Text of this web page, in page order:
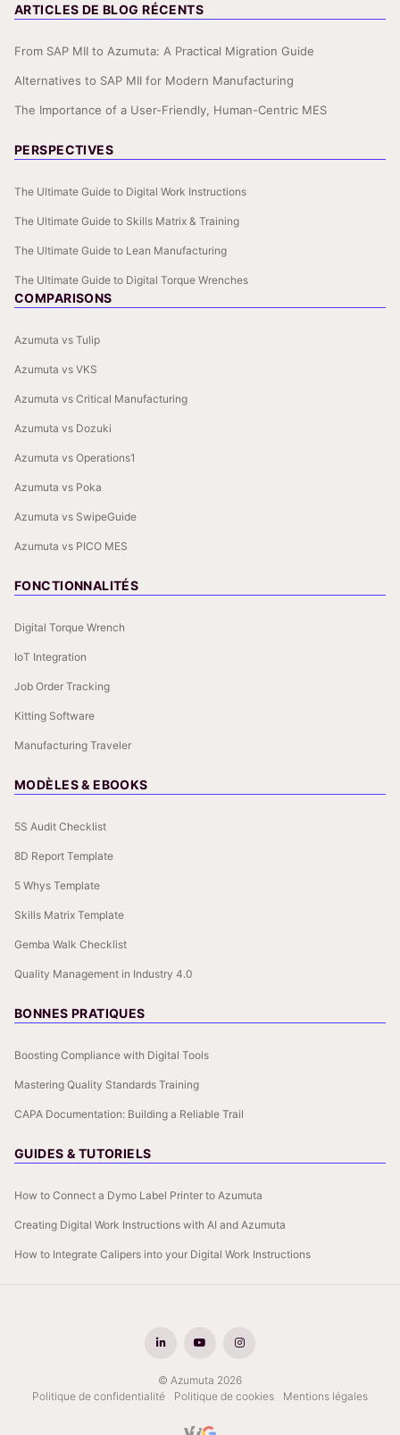
ARTICLES DE BLOG RÉCENTS
From SAP MII to Azumuta: A Practical Migration Guide
Alternatives to SAP MII for Modern Manufacturing
The Importance of a User-Friendly, Human-Centric MES
PERSPECTIVES
The Ultimate Guide to Digital Work Instructions
The Ultimate Guide to Skills Matrix & Training
The Ultimate Guide to Lean Manufacturing
The Ultimate Guide to Digital Torque Wrenches
COMPARISONS
Azumuta vs Tulip
Azumuta vs VKS
Azumuta vs Critical Manufacturing
Azumuta vs Dozuki
Azumuta vs Operations1
Azumuta vs Poka
Azumuta vs SwipeGuide
Azumuta vs PICO MES
FONCTIONNALITÉS
Digital Torque Wrench
IoT Integration
Job Order Tracking
Kitting Software
Manufacturing Traveler
MODÈLES & EBOOKS
5S Audit Checklist
8D Report Template
5 Whys Template
Skills Matrix Template
Gemba Walk Checklist
Quality Management in Industry 4.0
BONNES PRATIQUES
Boosting Compliance with Digital Tools
Mastering Quality Standards Training
CAPA Documentation: Building a Reliable Trail
GUIDES & TUTORIELS
How to Connect a Dymo Label Printer to Azumuta
Creating Digital Work Instructions with AI and Azumuta
How to Integrate Calipers into your Digital Work Instructions
© Azumuta 2026
Politique de confidentialité
Politique de cookies Mentions légales